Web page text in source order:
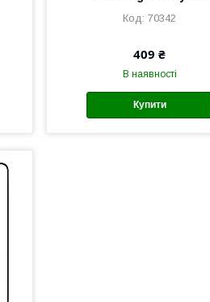
70342
409 ₴
В наявності
Купити